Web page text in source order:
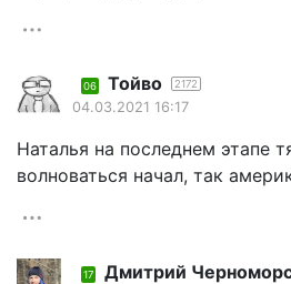
06 Тойво 2172
04.03.2021 16:17
Наталья на последнем этапе
волноваться начал, так
17 Дмитрий